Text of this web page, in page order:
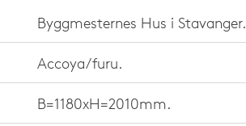
Byggmesternes Hus i Stavanger.
Accoya/furu.
B=1180xH=2010mm.